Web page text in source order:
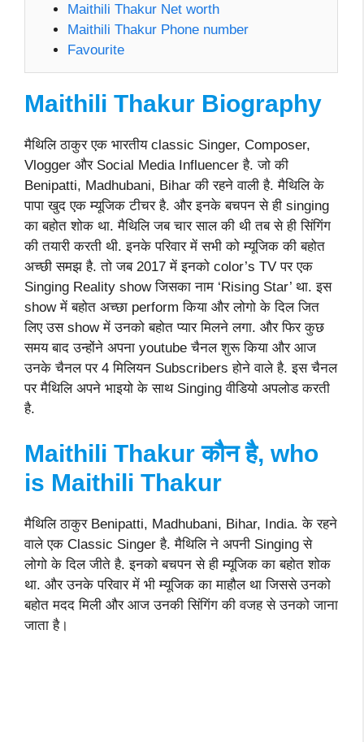
Maithili Thakur Net worth
Maithili Thakur Phone number
Favourite
Maithili Thakur Biography
मैथिलि ठाकुर एक भारतीय classic Singer, Composer,
Vlogger और Social Media Influencer है. जो की
Benipatti, Madhubani, Bihar की रहने वाली है. मैथिलि के
पापा खुद एक म्यूजिक टीचर है. और इनके बचपन से ही singing
का बहोत शोक था. मैथिलि जब चार साल की थी तब से ही सिंगिंग
की तयारी करती थी. इनके परिवार में सभी को म्यूजिक की बहोत
अच्छी समझ है. तो जब 2017 में इनको color’s TV पर एक
Singing Reality show जिसका नाम ‘Rising Star’ था. इस
show में बहोत अच्छा perform किया और लोगो के दिल जित
लिए उस show में उनको बहोत प्यार मिलने लगा. और फिर कुछ
समय बाद उन्होंने अपना youtube चैनल शुरू किया और आज
उनके चैनल पर 4 मिलियन Subscribers होने वाले है. इस चैनल
पर मैथिलि अपने भाइयो के साथ Singing वीडियो अपलोड करती
है.
Maithili Thakur कौन है, who
is Maithili Thakur
मैथिलि ठाकुर Benipatti, Madhubani, Bihar, India. के रहने
वाले एक Classic Singer है. मैथिलि ने अपनी Singing से
लोगो के दिल जीते है. इनको बचपन से ही म्यूजिक का बहोत शोक
था. और उनके परिवार में भी म्यूजिक का माहौल था जिससे उनको
बहोत मदद मिली और आज उनकी सिंगिंग की वजह से उनको जाना
जाता है।